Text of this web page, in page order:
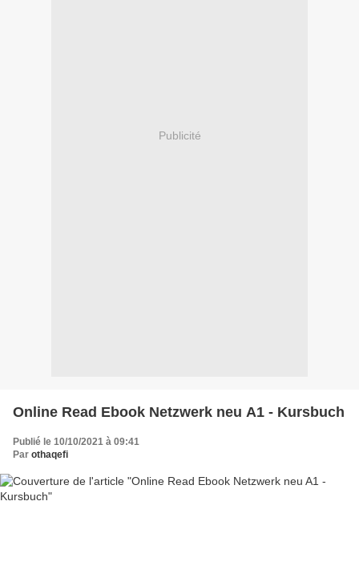
Publicité
Online Read Ebook Netzwerk neu A1 - Kursbuch
Publié le 10/10/2021 à 09:41
Par othaqefi